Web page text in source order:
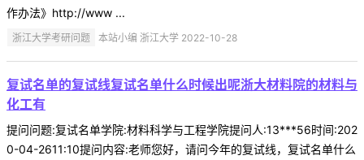
作办法》http://www ...
浙江大学考研问题 本站小编 浙江大学 2022-10-28
复试名单的复试线复试名单什么时候出呢浙大材料院的材料与
化工有
提问问题:复试名单学院:材料科学与工程学院提问人:13***56时间:202
0-04-2611:10提问内容:老师您好，请问今年的复试线，复试名单什么